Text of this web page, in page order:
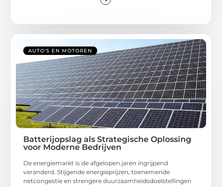
AUTO'S EN MOTOREN
Batterijopslag als Strategische Oplossing
voor Moderne Bedrijven
De energiemarkt is de afgelopen jaren ingrijpend
veranderd. Stijgende energieprijzen, toenemende
netcongestie en strengere duurzaamheidsdoelstellingen